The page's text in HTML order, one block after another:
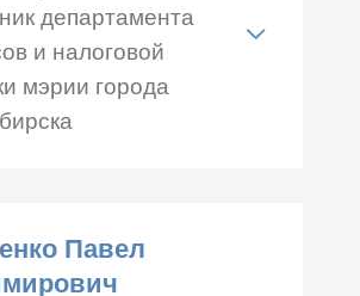
департамента
и налоговой
мэрии города
+7 (383) 227-43-80
Павел